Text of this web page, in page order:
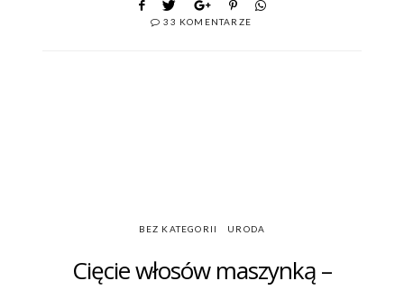
33 KOMENTARZE
BEZ KATEGORII URODA
Cięcie włosów maszynką –